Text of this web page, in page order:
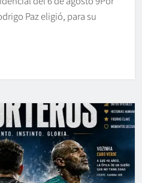
Paz eligió, para su